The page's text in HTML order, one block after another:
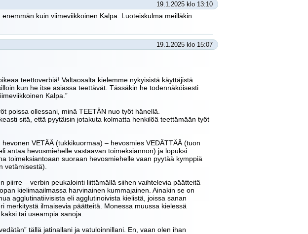
19.1.2025 klo 13:10
kuin viimeviikkoinen Kalpa. Luoteiskulma meilläkin
19.1.2025 klo 15:07
teettoverbiä! Valtaosalta kielemme nykyisistä käyttäjistä
kun he itse asiassa teettävät. Tässäkin he todennäköisesti
Kalpa.”
poissa ollessani, minä TEETÄN nuo työt hänellä.
sitä, että pyytäisin jotakuta kolmatta henkilöä teettämään työt
VETÄÄ (tukkikuormaa) – hevosmies VEDÄTTÄÄ (tuon
antaa hevosmiehelle vastaavan toimeksiannon) ja lopuksi
toimeksiantoaan suoraan hevosmiehelle vaan pyytää kymppiä
vetämisestä).
piirre – verbin peukalointi liittämällä siihen vaihtelevia päätteitä
kielimaailmassa harvinainen kummajainen. Ainakin se on
agglutinatiivisista eli agglutinoivista kielistä, joissa sanan
merkitystä ilmaisevia päätteitä. Monessa muussa kielessä
tai useampia sanoja.
tällä jatinallani ja vatuloinnillani. En, vaan olen ihan